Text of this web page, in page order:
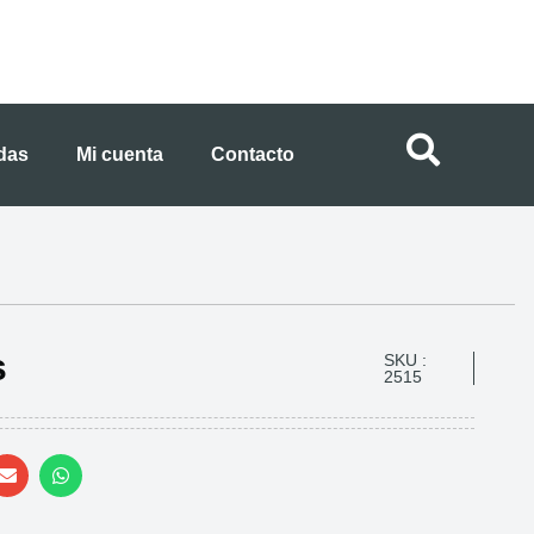
Mi cuenta Contacto
SKU :
2515